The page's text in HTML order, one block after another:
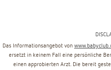
Das Informationsangebot von
ersetzt in keinem Fall eine persönliche
einen approbierten Arzt. Die bereit